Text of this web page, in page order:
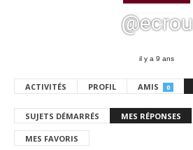
@ecrou
il y a 9 ans
ACTIVITÉS PROFIL AMIS 0
SUJETS DÉMARRÉS MES RÉPONSES
MES FAVORIS